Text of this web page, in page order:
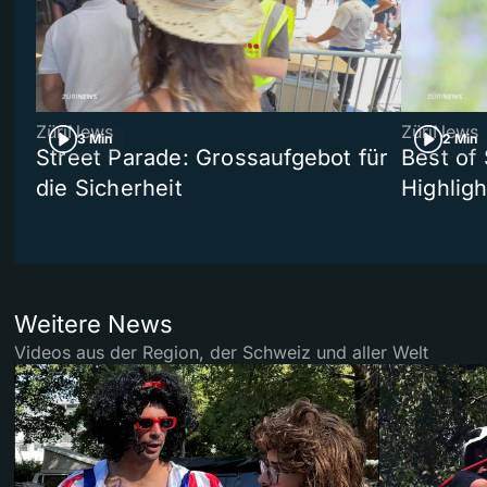
3 Min
ZüriNews
Street Parade: Grossaufgebot für
die Sicherheit
2 Min
ZüriNews
Best of
Weitere News
Videos aus der Region, der Schweiz und aller Welt